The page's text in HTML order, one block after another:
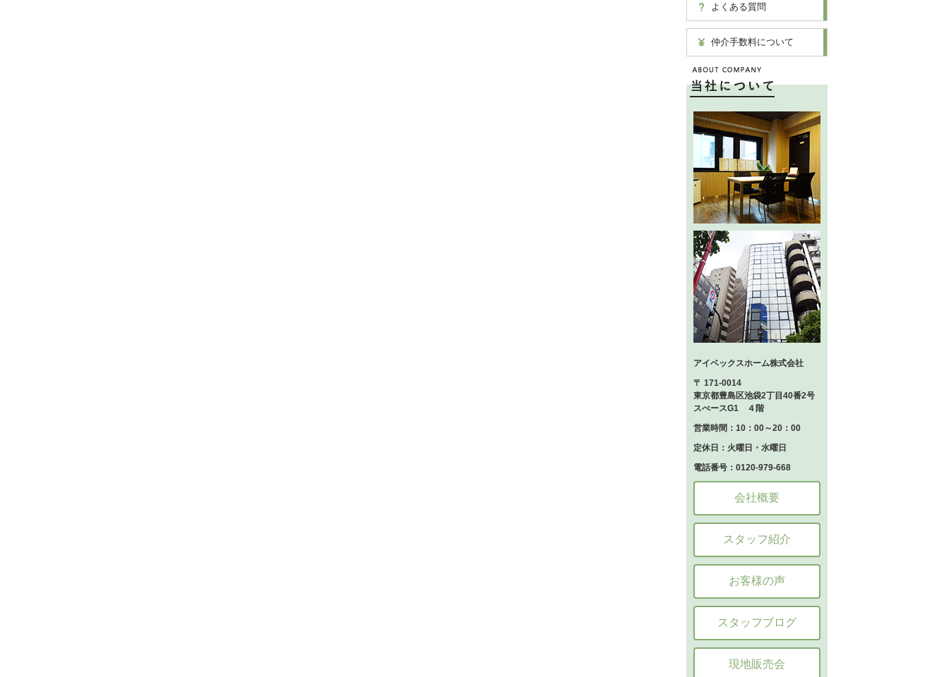
よくある質問
仲介手数料について
アイベックスホーム株式会社
〒 171-0014
東京都豊島区池袋2丁目40番2号
スぺースG1 ４階
営業時間：10：00～20：00
定休日：火曜日・水曜日
電話番号：0120-979-668
会社概要
スタッフ紹介
お客様の声
スタッフブログ
現地販売会